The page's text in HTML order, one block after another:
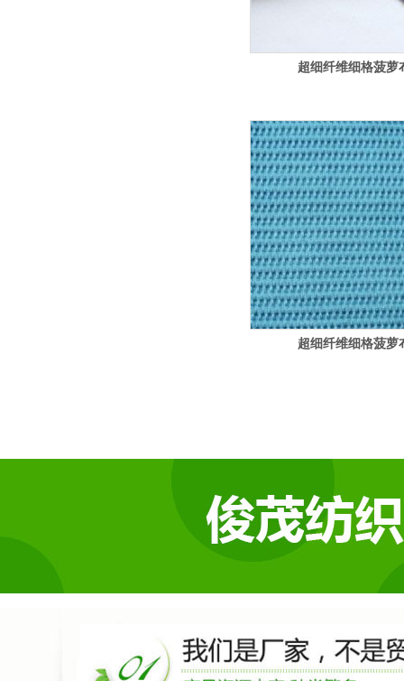
超细纤维细格菠萝
超细纤维细格菠萝